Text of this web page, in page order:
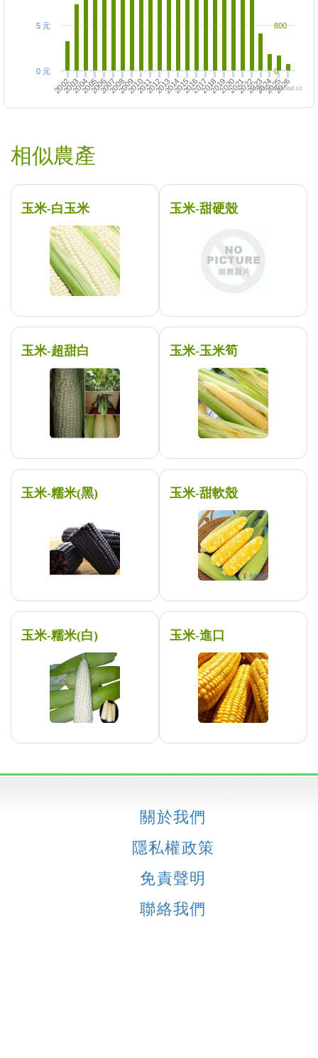
2002200320042005200620072008200920102011201220132014201520162017201820192020202120222023202420252026
0 元
5 元
0
800
https://twfood.cc
相似農產
玉米-白玉米 玉米-甜硬殼
玉米-超甜白 玉米-玉米筍
玉米-糯米(黑) 玉米-甜軟殼
玉米-糯米(白) 玉米-進口
關於我們
隱私權政策
免責聲明
聯絡我們